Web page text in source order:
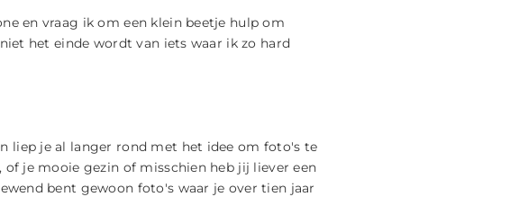
en vraag ik om een klein beetje hulp om
het einde wordt van iets waar ik zo hard
liep je al langer rond met het idee om foto's te
of je mooie gezin of misschien heb jij liever een
bent gewoon foto's waar je over tien jaar